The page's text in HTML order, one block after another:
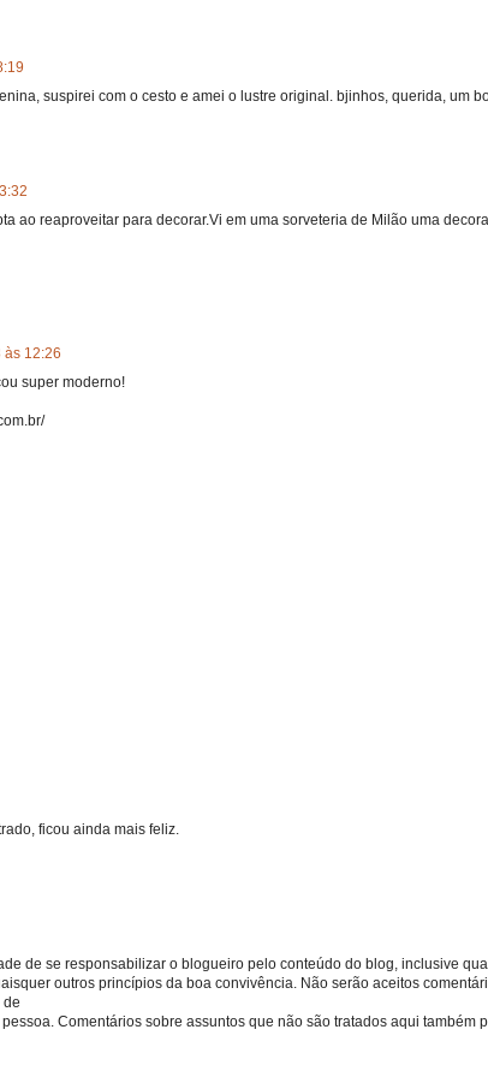
suspirei com o cesto e amei o lustre original. bjinhos, querida, um
ao reaproveitar para decorar.Vi em uma sorveteria de Milão uma
às 12:26
super moderno!
ficou ainda mais feliz.
de se responsabilizar o blogueiro pelo conteúdo do blog, inclusive
outros princípios da boa convivência. Não serão aceitos
de
Comentários sobre assuntos que não são tratados aqui também